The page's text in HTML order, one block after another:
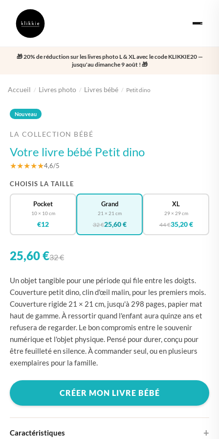
🎁 20% de réduction sur les livres photo L & XL avec le code KLIKKIE20 —
jusqu'au dimanche 9 août ! 🎁
Accueil / Livres photo / Livres bébé / Petit dino
Nouveau
LA COLLECTION BÉBÉ
Votre livre bébé Petit dino
★★★★★4,6/5
CHOISIS LA TAILLE
Pocket
10 × 10 cm
€12
Grand
21 × 21 cm
32 €25,60 €
XL
29 × 29 cm
44 €35,20 €
25,60 €32 €
Un objet tangible pour une période qui file entre les doigts.
Couverture petit dino, clin d'œil malin, pour les premiers mois.
Couverture rigide 21 × 21 cm, jusqu'à 298 pages, papier mat
haut de gamme. À ressortir quand l'enfant aura quinze ans et
refusera de regarder. Le bon compromis entre le souvenir
numérique et l'objet physique. Pensé pour durer, conçu pour
être feuilleté en silence. À commander seul, ou en plusieurs
exemplaires pour la famille.
CRÉER MON LIVRE BÉBÉ
Caractéristiques